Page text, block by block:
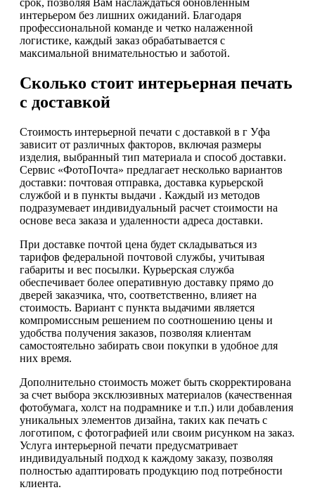
срок, позволяя Вам наслаждаться обновленным
интерьером без лишних ожиданий. Благодаря
профессиональной команде и четко налаженной
логистике, каждый заказ обрабатывается с
максимальной внимательностью и заботой.
Сколько стоит интерьерная печать
с доставкой
Стоимость интерьерной печати с доставкой в г Уфа
зависит от различных факторов, включая размеры
изделия, выбранный тип материала и способ доставки.
Сервис «ФотоПочта» предлагает несколько вариантов
доставки: почтовая отправка, доставка курьерской
службой и в пункты выдачи . Каждый из методов
подразумевает индивидуальный расчет стоимости на
основе веса заказа и удаленности адреса доставки.
При доставке почтой цена будет складываться из
тарифов федеральной почтовой службы, учитывая
габариты и вес посылки. Курьерская служба
обеспечивает более оперативную доставку прямо до
дверей заказчика, что, соответственно, влияет на
стоимость. Вариант с пункта выдачими является
компромиссным решением по соотношению цены и
удобства получения заказов, позволяя клиентам
самостоятельно забирать свои покупки в удобное для
них время.
Дополнительно стоимость может быть скорректирована
за счет выбора эксклюзивных материалов (качественная
фотобумага, холст на подрамнике и т.п.) или добавления
уникальных элементов дизайна, таких как печать с
логотипом, с фотографией или своим рисунком на заказ.
Услуга интерьерной печати предусматривает
индивидуальный подход к каждому заказу, позволяя
полностью адаптировать продукцию под потребности
клиента.